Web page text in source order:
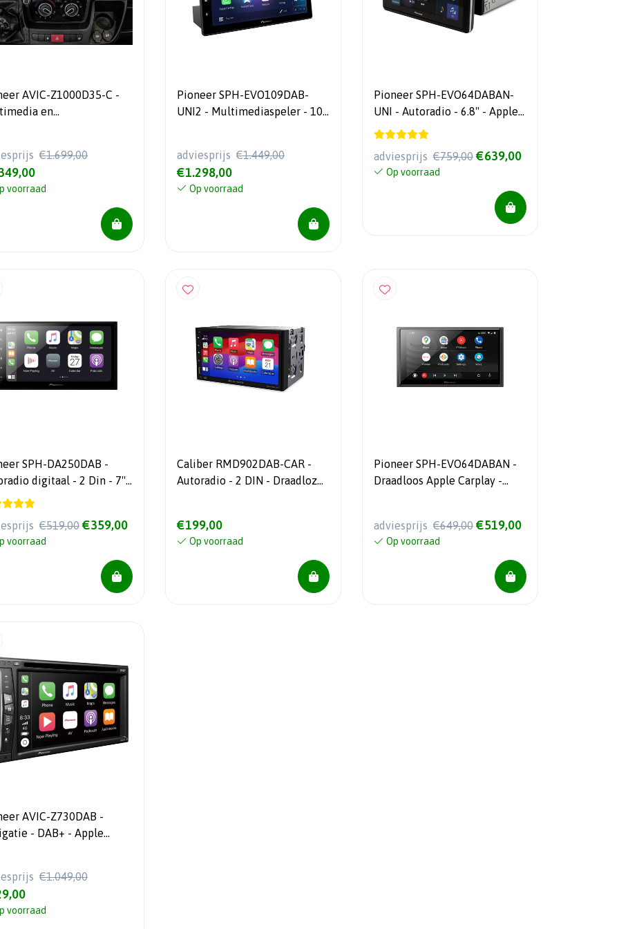
AVIC-Z1000D35-C -
en
€1.699,00
voorraad
Pioneer SPH-EVO109DAB-
UNI2 - Multimediaspeler - 10"
adviesprijs €1.449,00
€1.298,00
Op voorraad
Pioneer SPH-EVO64DABAN-
UNI - Autoradio - 6.8" - Apple
Car Play - Android Auto -
adviesprijs €759,00 €639,00
Op voorraad
SPH-DA250DAB -
digitaal - 2 Din - 7''
- Apple Carplay -
€519,00 €359,00
voorraad
Caliber RMD902DAB-CAR -
Autoradio - 2 DIN - Draadloze
€199,00
Op voorraad
Pioneer SPH-EVO64DABAN -
Draadloos Apple Carplay -
adviesprijs €649,00 €519,00
Op voorraad
AVIC-Z730DAB -
- DAB+ - Apple
€1.049,00
voorraad